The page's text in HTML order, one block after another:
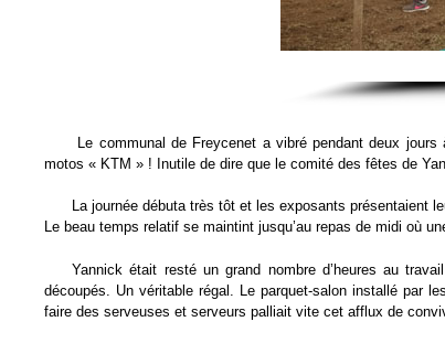
Le communal de Freycenet a vibré pendant deux
motos « KTM » ! Inutile de dire que le comité des fêtes de
La journée débuta très tôt et les exposants présentaient
Le beau temps relatif se maintint jusqu’au repas de midi où
Yannick était resté un grand nombre d’heures au
découpés. Un véritable régal. Le parquet-salon installé par
faire des serveuses et serveurs palliait vite cet afflux de